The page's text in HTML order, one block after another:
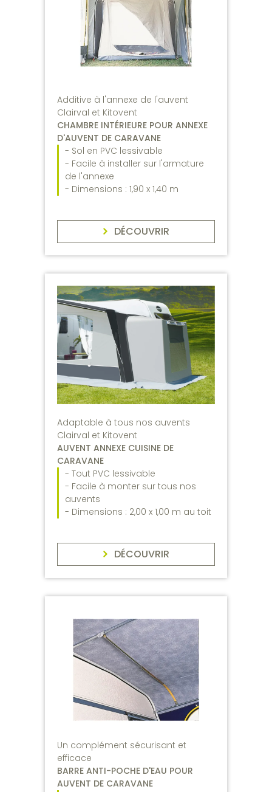
Additive à l'annexe de l'auvent
Clairval et Kitovent
CHAMBRE INTÉRIEURE POUR ANNEXE
D'AUVENT DE CARAVANE
- Sol en PVC lessivable
- Facile à installer sur l'armature
de l'annexe
- Dimensions : 1,90 x 1,40 m
DÉCOUVRIR
Adaptable à tous nos auvents
Clairval et Kitovent
AUVENT ANNEXE CUISINE DE
CARAVANE
- Tout PVC lessivable
- Facile à monter sur tous nos
auvents
- Dimensions : 2,00 x 1,00 m au toit
DÉCOUVRIR
Un complément sécurisant et
efficace
BARRE ANTI-POCHE D'EAU POUR
AUVENT DE CARAVANE